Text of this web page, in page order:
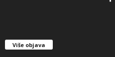
Više objava